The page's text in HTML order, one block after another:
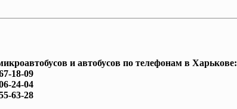
и автобусов по телефонам в Харькове:
18-09
24-04
63-28